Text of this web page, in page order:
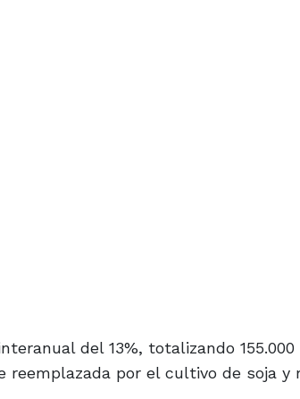
del 13%, totalizando
reemplazada por el cultivo de soja y